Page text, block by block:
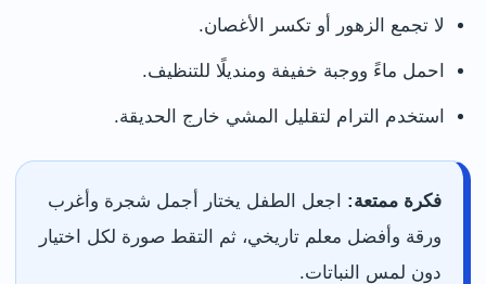
لا تجمع الزهور أو تكسر الأغصان.
احمل ماءً ووجبة خفيفة ومنديلًا للتنظيف.
استخدم الترام لتقليل المشي خارج الحديقة.
فكرة ممتعة: اجعل الطفل يختار أجمل شجرة وأغرب
ورقة وأفضل معلم تاريخي، ثم التقط صورة لكل اختيار
دون لمس النباتات.